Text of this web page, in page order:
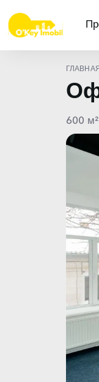
ГЛАВНАЯ
600 м²